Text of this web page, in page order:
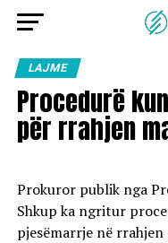
LAJME
Procedurë
për rrahjen
Prokuror publik nga
Shkup ka ngritur
pjesëmarrje në